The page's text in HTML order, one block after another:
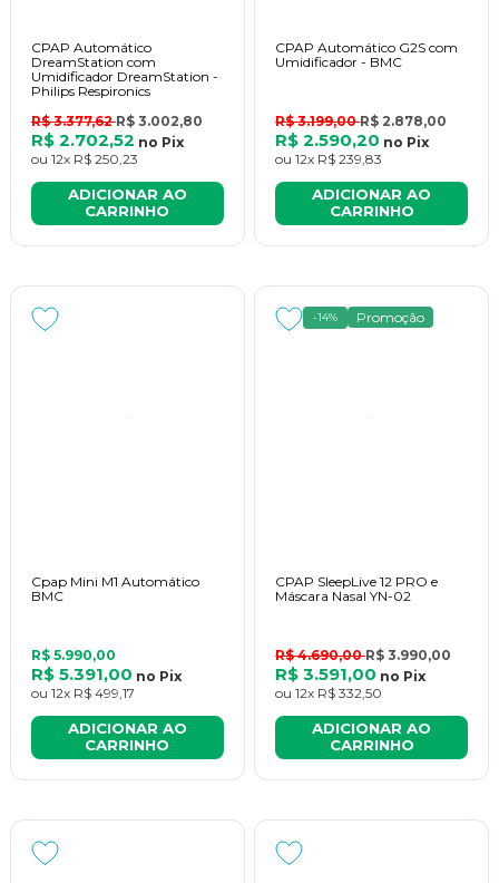
CPAP Automático
DreamStation com
Umidificador DreamStation -
Philips Respironics
R$ 3.377,62R$ 3.002,80
R$ 2.702,52 no Pix
ou 12x R$ 250,23
ADICIONAR AO
CARRINHO
CPAP Automático G2S com
Umidificador - BMC
R$ 3.199,00R$ 2.878,00
R$ 2.590,20 no Pix
ou 12x R$ 239,83
ADICIONAR AO
CARRINHO
Cpap Mini M1 Automático
BMC
R$ 5.990,00
R$ 5.391,00 no Pix
ou 12x R$ 499,17
ADICIONAR AO
CARRINHO
-14% Promoção
CPAP SleepLive 12 PRO e
Máscara Nasal YN-02
R$ 4.690,00R$ 3.990,00
R$ 3.591,00 no Pix
ou 12x R$ 332,50
ADICIONAR AO
CARRINHO